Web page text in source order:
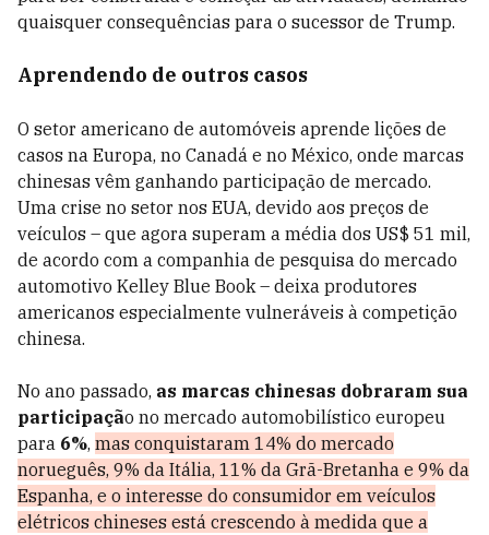
quaisquer consequências para o sucessor de Trump.
Aprendendo de outros casos
O setor americano de automóveis aprende lições de
casos na Europa, no Canadá e no México, onde marcas
chinesas vêm ganhando participação de mercado.
Uma crise no setor nos EUA, devido aos preços de
veículos – que agora superam a média dos US$ 51 mil,
de acordo com a companhia de pesquisa do mercado
automotivo Kelley Blue Book – deixa produtores
americanos especialmente vulneráveis à competição
chinesa.
No ano passado, as marcas chinesas dobraram sua
participação no mercado automobilístico europeu
para 6%, mas conquistaram 14% do mercado
norueguês, 9% da Itália, 11% da Grã-Bretanha e 9% da
Espanha, e o interesse do consumidor em veículos
elétricos chineses está crescendo à medida que a